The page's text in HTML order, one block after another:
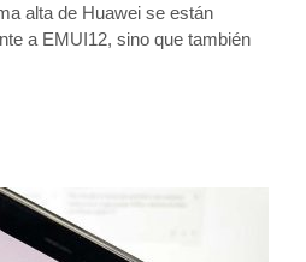
alta de Huawei se están
a EMUI12, sino que también